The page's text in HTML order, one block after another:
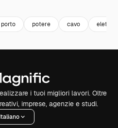
porto potere cavo
i tuoi migliori lavori. Oltre
imprese, agenzie e studi.
Italiano